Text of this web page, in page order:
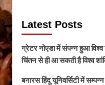
Latest Posts
ग्रेटर नोएडा में संपन्न हुआ
चिंतन से ही आ सकती है विश्व
बनारस हिंदू यूनिवर्सिटी में